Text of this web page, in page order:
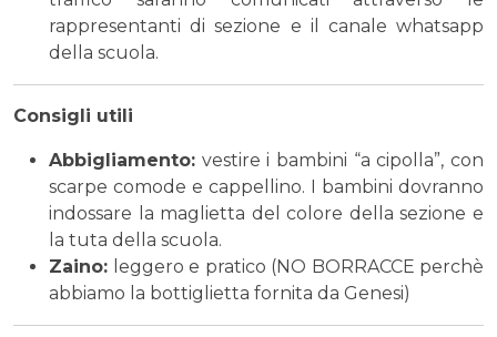
rappresentanti di sezione e il canale whatsapp
della scuola.
Consigli utili
Abbigliamento: vestire i bambini “a cipolla”, con
scarpe comode e cappellino. I bambini dovranno
indossare la maglietta del colore della sezione e
la tuta della scuola.
Zaino: leggero e pratico (NO BORRACCE perchè
abbiamo la bottiglietta fornita da Genesi)